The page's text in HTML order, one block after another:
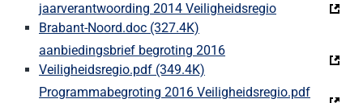
jaarverantwoording 2014 Veiligheidsregio
Brabant-Noord.doc (327.4K)
aanbiedingsbrief begroting 2016
Veiligheidsregio.pdf (349.4K) (Deze link gaat naar een
Programmabegroting 2016 Veiligheidsregio.pdf